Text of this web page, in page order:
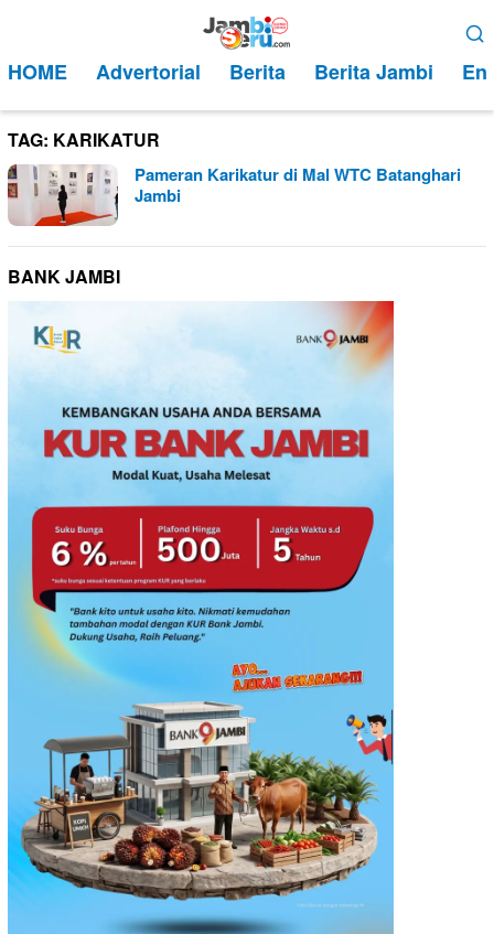
kontenMobile
HOME Advertorial Berita Berita Jambi
TAG: KARIKATUR
Pameran Karikatur di Mal WTC Batanghari
Jambi
BANK JAMBI